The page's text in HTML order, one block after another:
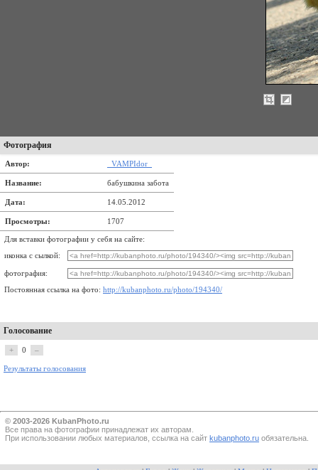
Фотография
Автор: _VAMPIdor_
Название: бабушкина забота
Дата: 14.05.2012
Просмотры: 1707
Для вставки фотографии у себя на сайте:
иконка с сылкой:
фотография:
Постоянная ссылка на фото: http://kubanphoto.ru/photo/194340/
Голосование
+ 0 –
Результаты голосования
© 2003-2026 KubanPhoto.ru
Все прaва на фотографии принадлежат их авторам.
При использовании любых материалов, ссылка на сайт kubanphoto.ru обязательна.